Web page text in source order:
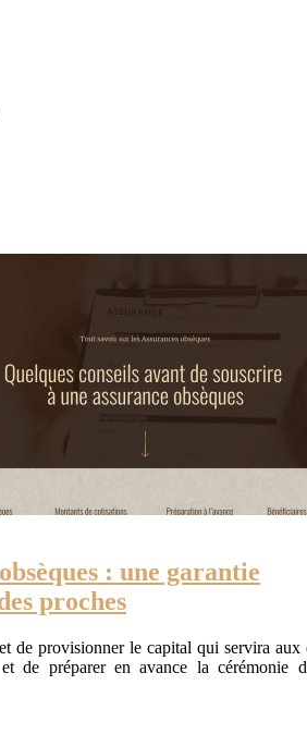
: une garantie
proches
de provisionner le capital qui servira aux
et de préparer en avance la cérémonie